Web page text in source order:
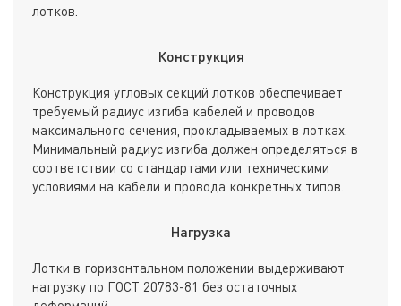
лотков.
Конструкция
Конструкция угловых секций лотков обеспечивает
требуемый радиус изгиба кабелей и проводов
максимального сечения, прокладываемых в лотках.
Минимальный радиус изгиба должен определяться в
соответствии со стандартами или техническими
условиями на кабели и провода конкретных типов.
Нагрузка
Лотки в горизонтальном положении выдерживают
нагрузку по ГОСТ 20783-81 без остаточных